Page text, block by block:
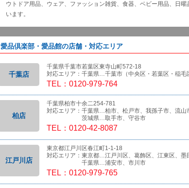
ウトドア用品、ウェア、ファッション雑貨、食器、ベビー用品、日
います。
愛品倶楽部・愛品館の店舗・対応エリア
千葉店
千葉県千葉市若葉区東寺山町572-18
対応エリア：千葉県…千葉市（中央区・若葉区・稲毛
TEL：0120-979-764
柏店
千葉県柏市十余二254-781
対応エリア：千葉県…柏市、松戸市、我孫子市、流山
茨城県…取手市、守谷市
TEL：0120-42-8087
江戸川店
東京都江戸川区春江町1-1-18
対応エリア：東京都…江戸川区、葛飾区、江東区、墨
千葉県…浦安市、市川市
TEL：0120-979-765